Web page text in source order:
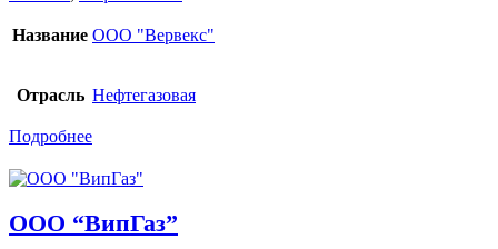
Название ООО "Вервекс"
Отрасль Нефтегазовая
Подробнее
ООО “ВипГаз”